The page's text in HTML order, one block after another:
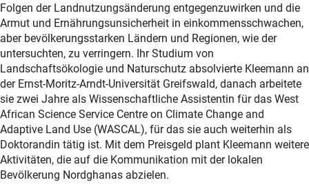
Folgen der Landnutzungsänderung entgegenzuwirken und die
Armut und Ernährungsunsicherheit in einkommensschwachen,
aber bevölkerungsstarken Ländern und Regionen, wie der
untersuchten, zu verringern. Ihr Studium von
Landschaftsökologie und Naturschutz absolvierte Kleemann an
der Ernst-Moritz-Arndt-Universität Greifswald, danach arbeitete
sie zwei Jahre als Wissenschaftliche Assistentin für das West
African Science Service Centre on Climate Change and
Adaptive Land Use (WASCAL), für das sie auch weiterhin als
Doktorandin tätig ist. Mit dem Preisgeld plant Kleemann weitere
Aktivitäten, die auf die Kommunikation mit der lokalen
Bevölkerung Nordghanas abzielen.